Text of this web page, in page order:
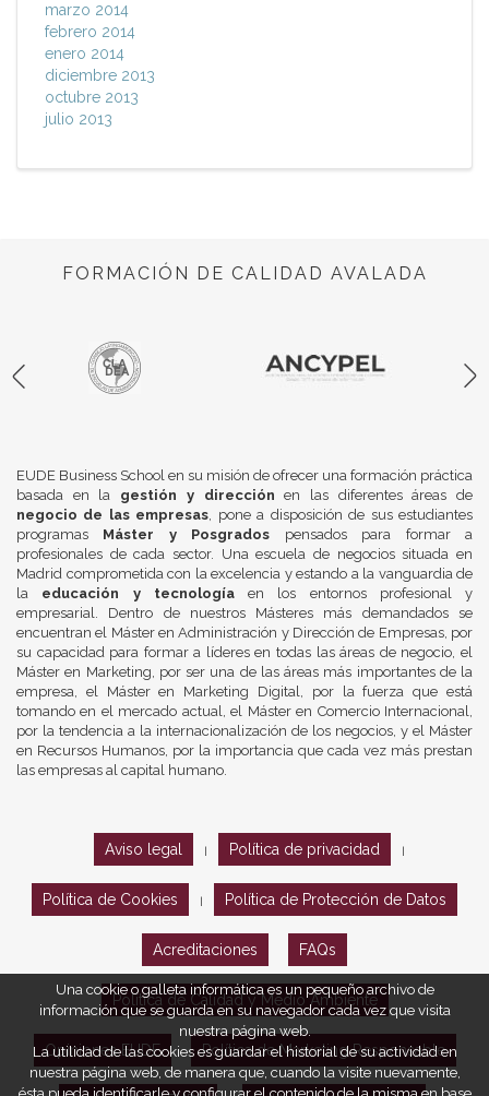
marzo 2014
febrero 2014
enero 2014
diciembre 2013
octubre 2013
julio 2013
FORMACIÓN DE CALIDAD AVALADA
EUDE Business School en su misión de ofrecer una formación práctica
basada en la gestión y dirección en las diferentes áreas de
negocio de las empresas, pone a disposición de sus estudiantes
programas Máster y Posgrados pensados para formar a
profesionales de cada sector. Una escuela de negocios situada en
Madrid comprometida con la excelencia y estando a la vanguardia de
la educación y tecnologíaen los entornos profesional y
empresarial. Dentro de nuestros Másteres más demandados se
encuentran el Máster en Administración y Dirección de Empresas, por
su capacidad para formar a líderes en todas las áreas de negocio, el
Máster en Marketing, por ser una de las áreas más importantes de la
empresa, el Máster en Marketing Digital, por la fuerza que está
tomando en el mercado actual, el Máster en Comercio Internacional,
por la tendencia a la internacionalización de los negocios, y el Máster
en Recursos Humanos, por la importancia que cada vez más prestan
las empresas al capital humano.
Aviso legal Política de privacidad
Política de Cookies Política de Protección de Datos
Acreditaciones FAQs
Política de Calidad y Medio Ambiente
Opiniones EUDE Política de Marketing Responsable
Una cookie o galleta informática es un pequeño archivo de
información que se guarda en su navegador cada vez que visita
nuestra página web.
La utilidad de las cookies es guardar el historial de su actividad en
nuestra página web, de manera que, cuando la visite nuevamente,